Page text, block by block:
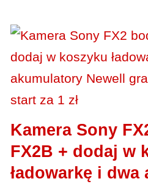
Kamera Sony
FX2B + dodaj w
ładowarkę i